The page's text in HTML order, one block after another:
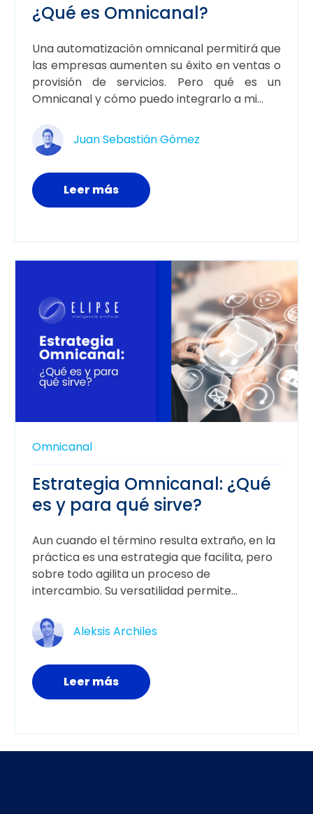
¿Qué es Omnicanal?
Una automatización omnicanal permitirá que
las empresas aumenten su éxito en ventas o
provisión de servicios. Pero qué es un
Omnicanal y cómo puedo integrarlo a mi...
Juan Sebastián Gómez
Leer más
Omnicanal
Estrategia Omnicanal: ¿Qué
es y para qué sirve?
Aun cuando el término resulta extraño, en la
práctica es una estrategia que facilita, pero
sobre todo agilita un proceso de
intercambio. Su versatilidad permite...
Aleksis Archiles
Leer más